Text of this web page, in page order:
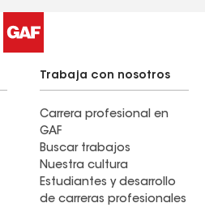
Trabaja con nosotros
Carrera profesional en
GAF
Buscar trabajos
Nuestra cultura
Estudiantes y desarrollo
de carreras profesionales